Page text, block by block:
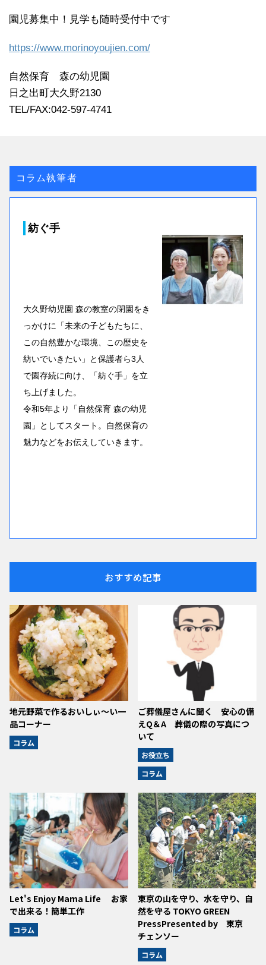
園児募集中！見学も随時受付中です
https://www.morinoyoujien.com/
自然保育 森の幼児園
日之出町大久野2130
TEL/FAX:042-597-4741
コラム執筆者
紡ぐ手
大久野幼児園 森の教室の閉園をき
っかけに「未来の子どもたちに、
この自然豊かな環境、この歴史を
紡いでいきたい」と保護者ら3人
で園存続に向け、「紡ぐ手」を立
ち上げました。
令和5年より「自然保育 森の幼児
園」としてスタート。自然保育の
魅力などをお伝えしていきます。
おすすめ記事
地元野菜で作るおいしぃ～い一
品コーナー
コラム
ご葬儀屋さんに聞く 安心の備
えQ＆A 葬儀の際の写真につ
いて
お役立ち
コラム
Let's Enjoy Mama Life お家
で出来る！簡単工作
コラム
東京の山を守り、水を守り、自
然を守る TOKYO GREEN
PressPresented by 東京
チェンソー
コラム